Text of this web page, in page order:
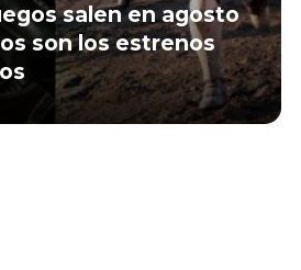
salen en agosto
son los estrenos